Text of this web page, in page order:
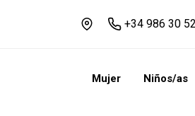
+34 986 30
Mujer Niños/as